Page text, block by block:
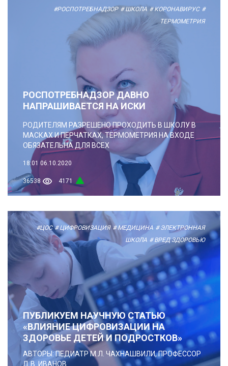
#РОСПОТРЕБНАДЗОР # ШКОЛА # КОРОНАВИРУС #
ТЕРМОМЕТРИЯ
РОСПОТРЕБНАДЗОР ДАВНО
НАПРАШИВАЕТСЯ НА ИСКИ
РОДИТЕЛЯМ РАЗРЕШЕНО ПРОХОДИТЬ В ШКОЛУ В
МАСКАХ И ПЕРЧАТКАХ, ТЕРМОМЕТРИЯ НА ВХОДЕ
ОБЯЗАТЕЛЬНА ДЛЯ ВСЕХ
18:01 06.10.2020
36538 4171
#ЦОС # ЦИФРОВИЗАЦИЯ # МЕДИЦИНА # ЭЛЕКТРОННАЯ
ШКОЛА # ВРЕД ЗДОРОВЬЮ
ПУБЛИКУЕМ НАУЧНУЮ СТАТЬЮ
«ВЛИЯНИЕ ЦИФРОВИЗАЦИИ НА
ЗДОРОВЬЕ ДЕТЕЙ И ПОДРОСТКОВ»
АВТОРЫ: ПЕДИАТР М.Л. ЧАХНАШВИЛИ, ПРОФЕССОР
Д.В. ИВАНОВ